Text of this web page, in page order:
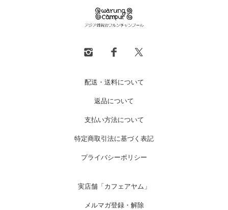
配送・送料について
返品について
支払い方法について
特定商取引法に基づく表記
プライバシーポリシー
実店舗「カフェアヤム」
メルマガ登録・解除